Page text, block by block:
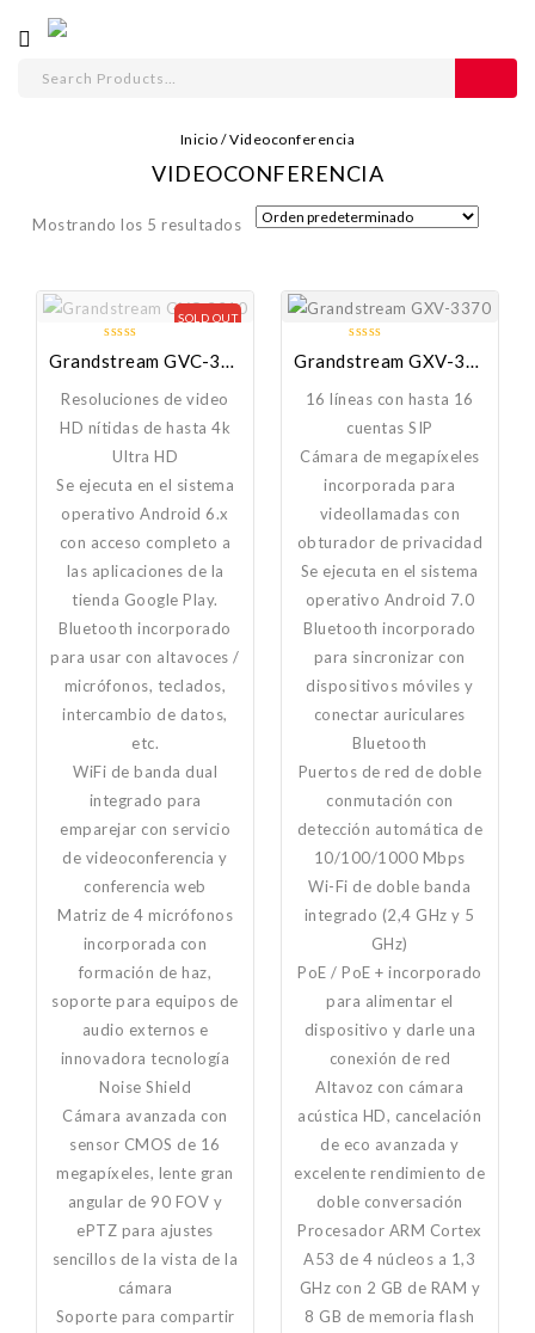
Inicio /Videoconferencia
VIDEOCONFERENCIA
Mostrando los 5 resultados
SOLD OUT
Grandstream GVC-3210
out
of
Resoluciones de video
HD nítidas de hasta 4k
Ultra HD
Se ejecuta en el sistema
operativo Android 6.x
con acceso completo a
las aplicaciones de la
tienda Google Play.
Bluetooth incorporado
para usar con altavoces /
micrófonos, teclados,
intercambio de datos,
etc.
WiFi de banda dual
integrado para
emparejar con servicio
de videoconferencia y
conferencia web
Matriz de 4 micrófonos
incorporada con
formación de haz,
soporte para equipos de
audio externos e
innovadora tecnología
Noise Shield
Cámara avanzada con
sensor CMOS de 16
megapíxeles, lente gran
angular de 90 FOV y
ePTZ para ajustes
sencillos de la vista de la
cámara
Soporte para compartir
Grandstream GXV-3370
out
of
16 líneas con hasta 16
cuentas SIP
Cámara de megapíxeles
incorporada para
videollamadas con
obturador de privacidad
Se ejecuta en el sistema
operativo Android 7.0
Bluetooth incorporado
para sincronizar con
dispositivos móviles y
conectar auriculares
Bluetooth
Puertos de red de doble
conmutación con
detección automática de
10/100/1000 Mbps
Wi-Fi de doble banda
integrado (2,4 GHz y 5
GHz)
PoE / PoE + incorporado
para alimentar el
dispositivo y darle una
conexión de red
Altavoz con cámara
acústica HD, cancelación
de eco avanzada y
excelente rendimiento de
doble conversación
Procesador ARM Cortex
A53 de 4 núcleos a 1,3
GHz con 2 GB de RAM y
8 GB de memoria flash